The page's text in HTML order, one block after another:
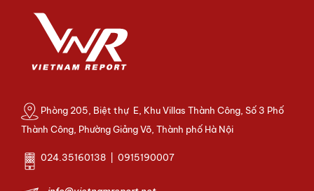
Phòng 205, Biệt thự E, Khu Villas Thành Công, Số 3 Phố
Thành Công, Phường Giảng Võ, Thành phố Hà Nội
024.35160138 | 0915190007